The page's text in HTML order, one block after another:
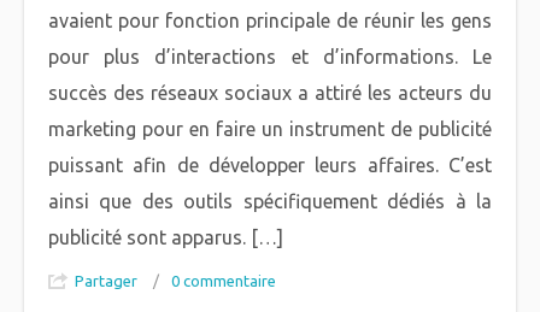
avaient pour fonction principale de réunir les gens
pour plus d’interactions et d’informations. Le
succès des réseaux sociaux a attiré les acteurs du
marketing pour en faire un instrument de publicité
puissant afin de développer leurs affaires. C’est
ainsi que des outils spécifiquement dédiés à la
publicité sont apparus. […]
Partager / 0 commentaire